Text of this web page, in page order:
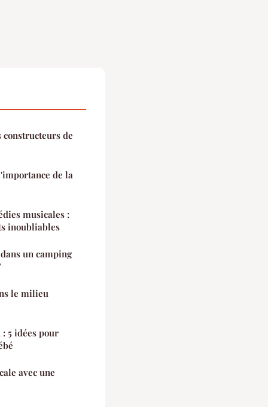
de
de la
musicales :
inoubliables
un camping
le milieu
avec une